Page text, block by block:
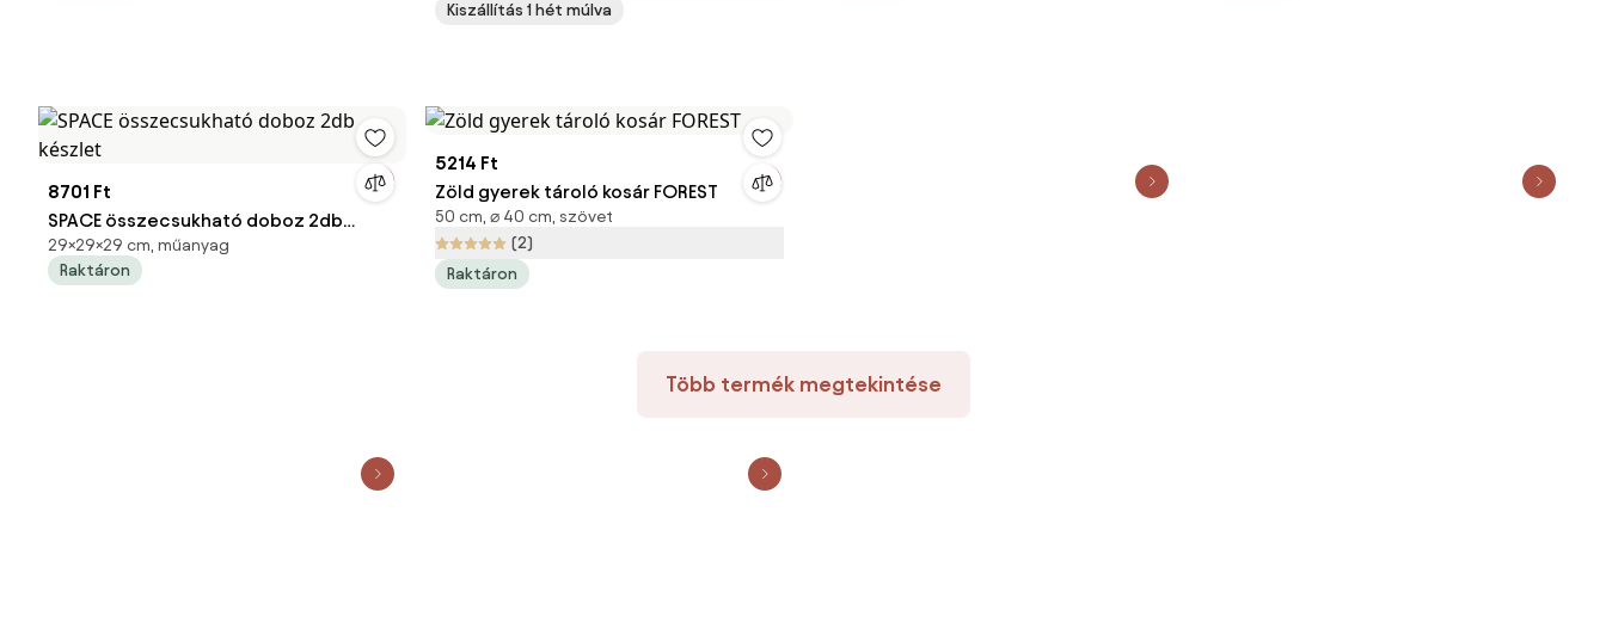
Kiszállítás 1 hét múlva
8701 Ft
SPACE összecsukható doboz 2db
készlet
29×29×29 cm, műanyag
Raktáron
5214 Ft
Zöld gyerek tároló kosár FOREST
50 cm, ⌀ 40 cm, szövet
(2)
Raktáron
Több termék megtekintése